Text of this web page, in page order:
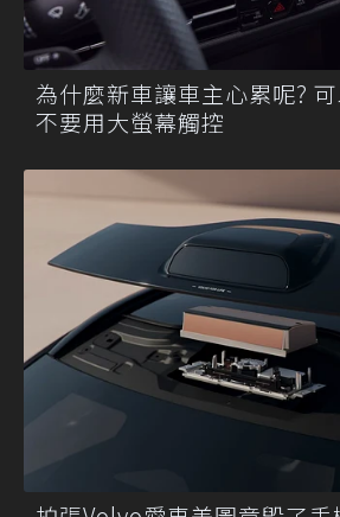
為什麼新車讓車主心累呢?
不要用大螢幕觸控